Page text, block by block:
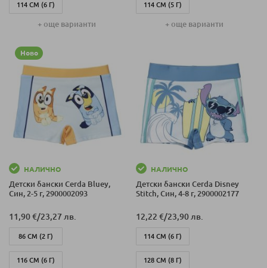
114 СМ (6 Г)
104 СМ (4 Г)
98 СМ (3 Г)
114 СМ (5 Г)
+ още варианти
114 СМ (5 Г)
86 СМ (2 Г)
+ още варианти
Ново
НАЛИЧНО
Детски бански Cerda Bluey,
Син, 2-5 г, 2900002093
11,90 €/23,27 лв.
86 СМ (2 Г)
116 СМ (6 Г)
НАЛИЧНО
Детски бански Cerda Disney
Stitch, Син, 4-8 г, 2900002177
12,22 €/23,90 лв.
114 СМ (6 Г)
128 СМ (8 Г)